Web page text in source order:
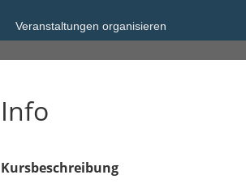
Veranstaltungen organisieren
Berlin
Info
Kursbeschreibung